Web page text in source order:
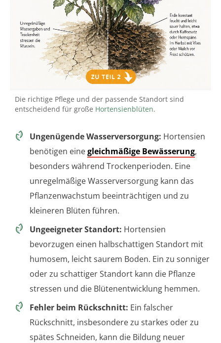
Die richtige Pflege und der passende Standort sind
entscheidend für große Hortensienblüten.
Ungenügende Wasserversorgung: Hortensien
benötigen einegleichmäßige Bewässerung,
besonders während Trockenperioden. Eine
unregelmäßige Wasserversorgung kann das
Pflanzenwachstum beeinträchtigen und zu
kleineren Blüten führen.
Ungeeigneter Standort: Hortensien
bevorzugen einen halbschattigen Standort mit
humosem, leicht saurem Boden. Ein zu sonniger
oder zu schattiger Standort kann die Pflanze
stressen und die Blütenentwicklung hemmen.
Fehler beim Rückschnitt: Ein falscher
Rückschnitt, insbesondere zu starkes oder zu
spätes Schneiden, kann die Bildung neuer